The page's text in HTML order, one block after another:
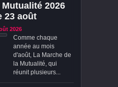
2026
23 août
2026
Comme chaque
année au mois
d'août, La Marche de
la Mutualité, qui
réunit plusieurs...